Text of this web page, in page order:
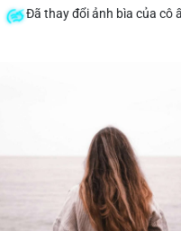
Đã thay đổi ảnh bìa của cô